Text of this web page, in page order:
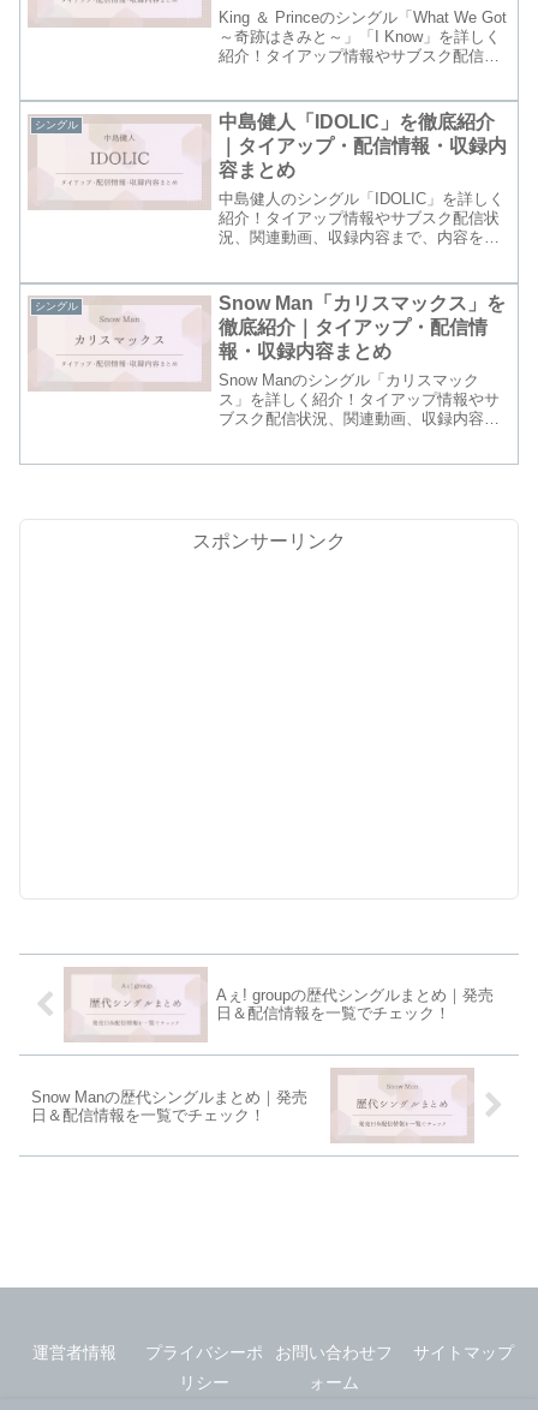
報・収録内容まとめ
King ＆ Princeのシングル「What We Got
～奇跡はきみと～」「I Know」を詳しく
紹介！タイアップ情報やサブスク配信状
シングル
中島健人「IDOLIC」を徹底紹介
｜タイアップ・配信情報・収録内
容まとめ
中島健人のシングル「IDOLIC」を詳しく
紹介！タイアップ情報やサブスク配信状
況、関連動画、収録内容まで、内容をわ
シングル
Snow Man「カリスマックス」を
徹底紹介｜タイアップ・配信情
報・収録内容まとめ
Snow Manのシングル「カリスマック
ス」を詳しく紹介！タイアップ情報やサ
ブスク配信状況、関連動画、収録内容ま
スポンサーリンク
Aぇ! groupの歴代シングルまとめ｜発売
日＆配信情報を一覧でチェック！
Snow Manの歴代シングルまとめ｜発売
日＆配信情報を一覧でチェック！
運営者情報
プライバシーポ
リシー
お問い合わせフ
ォーム
サイトマップ